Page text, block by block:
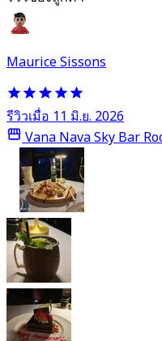
Maurice Sissons
รีวิวเมื่อ 11 มิ.ย. 2026
Vana Nava Sky Bar